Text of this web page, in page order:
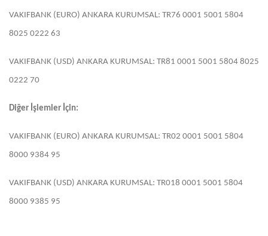
VAKIFBANK (EURO) ANKARA KURUMSAL: TR76 0001 5001 5804
8025 0222 63
VAKIFBANK (USD) ANKARA KURUMSAL: TR81 0001 5001 5804 8025
0222 70
Diğer İşlemler İçin:
VAKIFBANK (EURO) ANKARA KURUMSAL: TR02 0001 5001 5804
8000 9384 95
VAKIFBANK (USD) ANKARA KURUMSAL: TR018 0001 5001 5804
8000 9385 95